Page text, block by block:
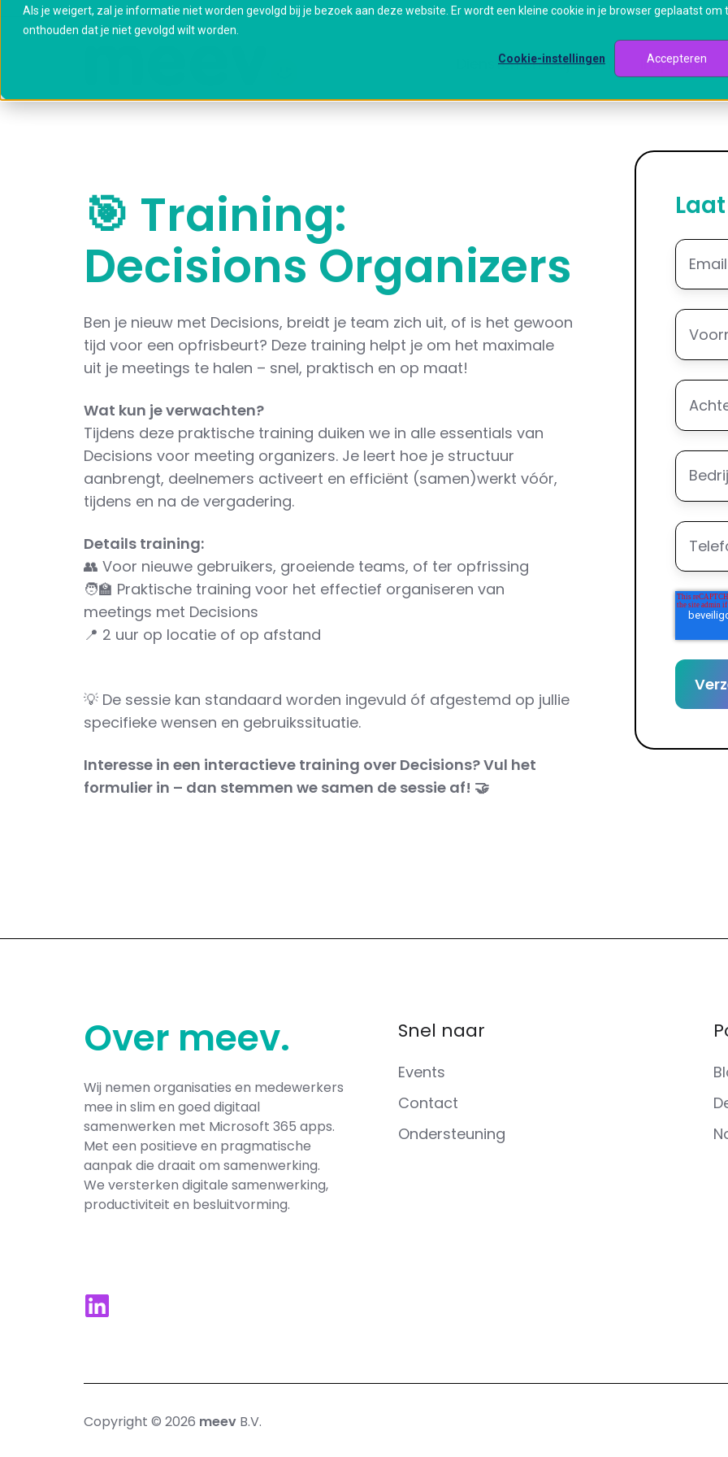
Als je weigert, zal je informatie niet worden gevolgd bij je bezoek aan deze website. Er wordt een kleine cookie in je browser geplaatst om
onthouden dat je niet gevolgd wilt worden.
Cookie-instellingen Accepteren
Diensten en trajecten Inspiratie
🎯 Training:
Decisions Organizers
Ben je nieuw met Decisions, breidt je team zich uit, of is het gewoon
tijd voor een opfrisbeurt? Deze training helpt je om het maximale
uit je meetings te halen – snel, praktisch en op maat!
Wat kun je verwachten?
Tijdens deze praktische training duiken we in alle essentials van
Decisions voor meeting organizers. Je leert hoe je structuur
aanbrengt, deelnemers activeert en efficiënt (samen)werkt vóór,
tijdens en na de vergadering.
Details training:
👥 Voor nieuwe gebruikers, groeiende teams, of ter opfrissing
🧑‍🏫 Praktische training voor het effectief organiseren van
meetings met Decisions
📍 2 uur op locatie of op afstand
💡 De sessie kan standaard worden ingevuld óf afgestemd op jullie
specifieke wensen en gebruikssituatie.
Interesse in een interactieve training over Decisions? Vul het
formulier in – dan stemmen we samen de sessie af! 🤝
E-
mail *
Over meev.
Wij nemen organisaties en medewerkers
mee in slim en goed digitaal
samenwerken met Microsoft 365​ apps.
Met een positieve en pragmatische
aanpak die draait om samenwerking.
We versterken digitale samenwerking,
productiviteit en besluitvorming.
Snel naar
Events
Contact
Ondersteuning
Copyright © 2026 meev B.V.